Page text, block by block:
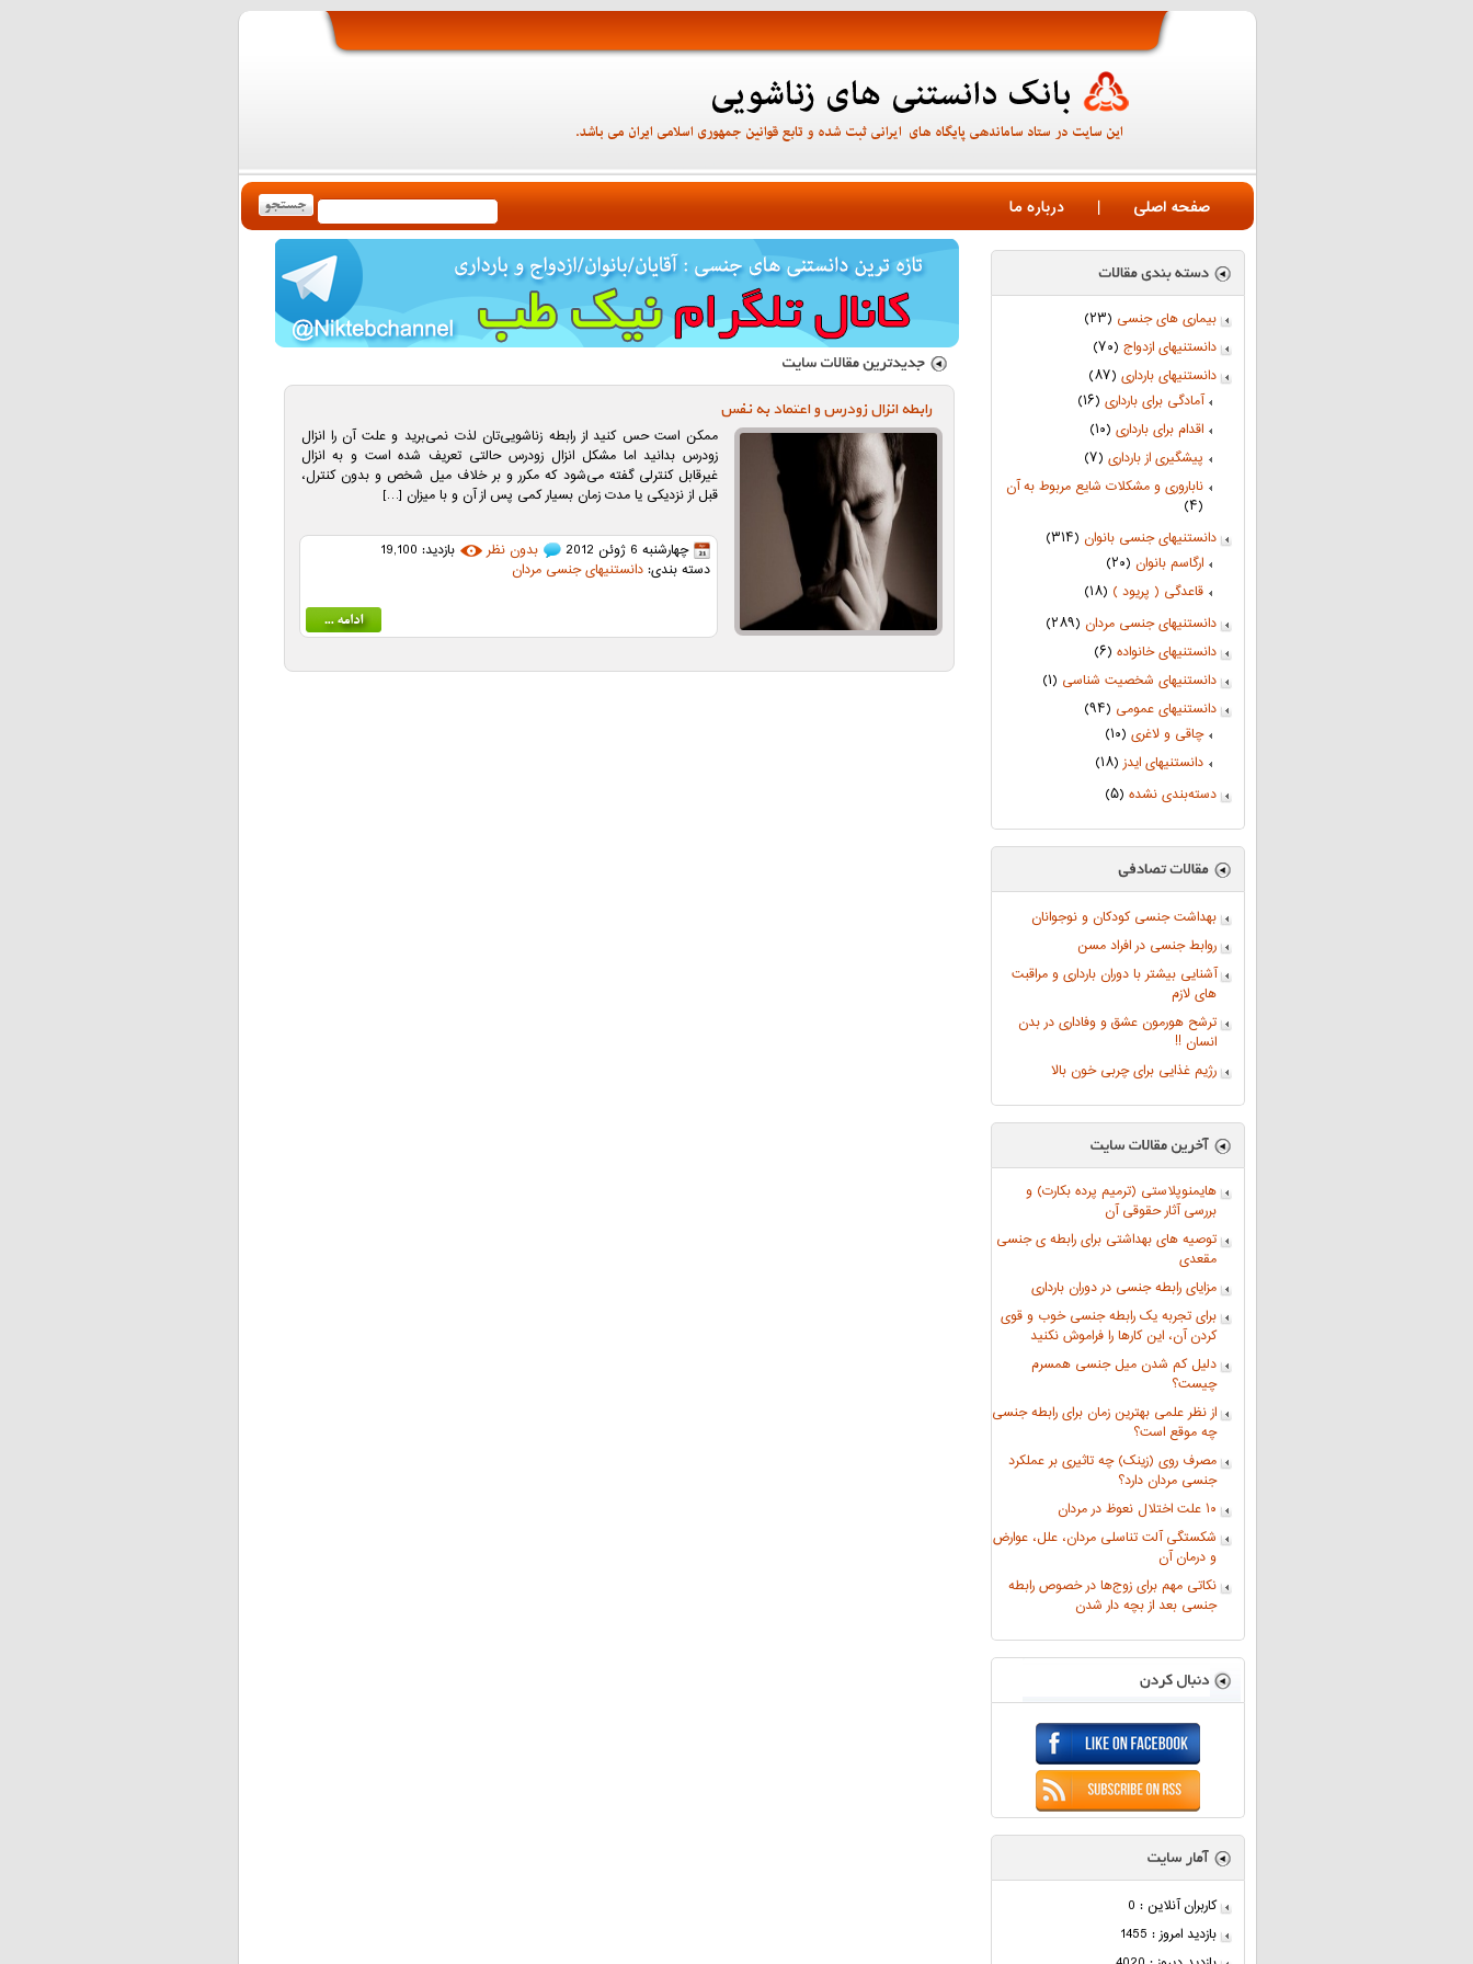
صفحه اصلی | درباره ما
بیماری های جنسی (۲۳)
دانستنیهای ازدواج (۷۰)
دانستنیهای بارداری (۸۷)
آمادگی برای بارداری (۱۶)
اقدام برای بارداری (۱۰)
پیشگیری از بارداری (۷)
ناباروری و مشکلات شایع مربوط به آن
(۴)
دانستنیهای جنسی بانوان (۳۱۴)
ارگاسم بانوان (۲۰)
قاعدگی ( پریود ) (۱۸)
دانستنیهای جنسی مردان (۲۸۹)
دانستنیهای خانواده (۶)
دانستنیهای شخصیت شناسی (۱)
دانستنیهای عمومی (۹۴)
چاقی و لاغری (۱۰)
دانستنیهای ایدز(۱۸)
دسته‌بندی نشده (۵)
بهداشت جنسی کودکان و نوجوانان
روابط جنسی در افراد مسن
آشنایی بیشتر با دوران بارداری و مراقبت
های لازم
ترشح هورمون عشق و وفاداری در بدن
انسان !!
رژیم غذایی برای چربی خون بالا
هایمنوپلاستی (ترمیم پرده بکارت) و
بررسی آثار حقوقی آن
توصیه های بهداشتی برای رابطه ی جنسی
مقعدی
مزایای رابطه جنسی در دوران بارداری
برای تجربه یک رابطه جنسی خوب و قوی
کردن آن، این کارها را فراموش نکنید
دلیل کم شدن میل جنسی همسرم
چیست؟
از نظر علمی بهترین زمان برای رابطه جنسی
چه موقع است؟
مصرف روی (زینک) چه تاثیری بر عملکرد
جنسی مردان دارد؟
۱۰ علت اختلال نعوظ در مردان
شکستگی آلت تناسلی مردان، علل، عوارض
و درمان آن
نکاتی مهم برای زوج‌ها در خصوص رابطه
جنسی بعد از بچه دار شدن
کاربران آنلاین : 0
بازدید امروز : 1455
رابطه انزال زودرس و اعتماد به نفس
ممکن است حس کنید از رابطه زناشویی‌تان لذت نمی‌برید و علت آن را انزال
زودرس بدانید اما مشکل انزال زودرس حالتی تعریف شده است و به انزال
غیرقابل كنترلی گفته می‌شود كه مكرر و بر خلاف میل شخص و بدون كنترل،
قبل از نزدیكی یا مدت زمان بسیار كمی پس از آن و با میزان […]
چهارشنبه 6 ژوئن 2012 بدون نظر
بازدید: 19,100
دسته بندی:دانستنیهای جنسی مردان